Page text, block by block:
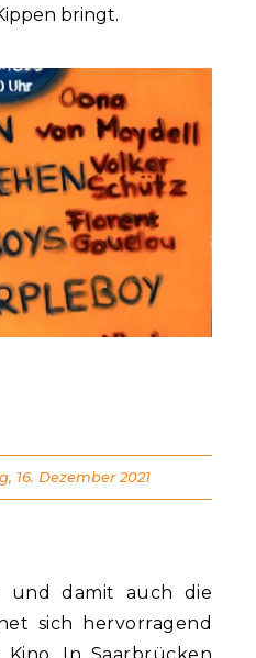
bringt.
und damit auch die
sich hervorragend
16. Dezember 2021